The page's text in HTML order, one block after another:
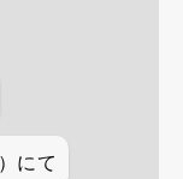
にて